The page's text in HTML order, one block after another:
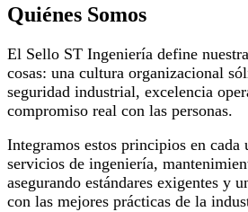
Quiénes Somos
El Sello ST Ingeniería define
cosas: una cultura organizacional
seguridad industrial, excelencia
compromiso real con las personas.
Integramos estos principios en cada
servicios de ingeniería,
asegurando estándares exigentes y
con las mejores prácticas de la